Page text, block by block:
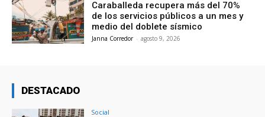
Caraballeda recupera más del 70%
de los servicios públicos a un mes y
medio del doblete sísmico
Janna Corredor - agosto 9, 2026
DESTACADO
Social